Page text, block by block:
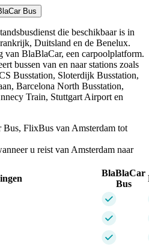
Bus
die beschikbaar is in
Duitsland en de Benelux.
van BlaBlaCar, een carpoolplatform.
bussen van en naar stations zoals
Busstation, Sloterdijk Busstation,
Barcelona North Busstation,
Train, Stuttgart Airport en
FlixBus van Amsterdam tot
u reist van Amsterdam naar
BlaBlaCar
Bus